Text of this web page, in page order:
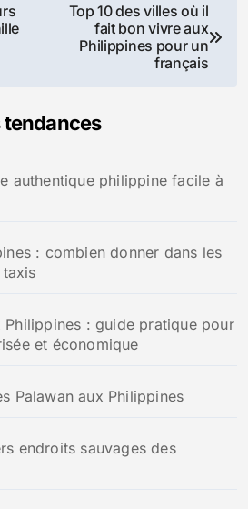
Top 10 des villes où il
fait bon vivre aux
Philippines pour un
français
tendances
authentique philippine facile à
: combien donner dans les
Philippines : guide pratique pour
et économique
Palawan aux Philippines
endroits sauvages des